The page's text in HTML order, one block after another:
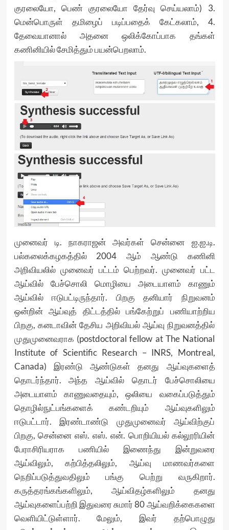
குரலையோ, பெண் குரலையோ தேர்வு செய்யலாம்) 3.
மென்பொருள் தமிழைப் படிப்பதைக் கேட்கலாம், 4.
தேவையானால் அதனை ஒலிக்கோப்பாக தங்கள்
கணினியில் சேமித்தும் பயன்பெறலாம்.
முனைவர் டி. நாகராஜன் அவர்கள் சென்னை ஐ.ஐ.டி.
பல்கலைக்கழகத்தில் 2004 ஆம் ஆண்டு கணினி
அறிவியலில் முனைவர் பட்டம் பெற்றவர். முனைவர் பட்ட
ஆய்வில் பேச்சொலி மொழியை அடையாளம் காணும்
ஆய்வில் ஈடுபட்டிருந்தார். பிறகு தனியார் நிறுவனம்
ஒன்றின் ஆய்வுத் திட்டத்தில் பங்கேற்றுப் பணியாற்றிய
பிறகு, கனடாவின் தேசிய அறிவியல் ஆய்வு நிறுவனத்தில்
முதுமுனைவராக (postdoctoral fellow at The National
Institute of Scientific Research – INRS, Montreal,
Canada) இரண்டு ஆண்டுகள் தனது ஆய்வுகளைத்
தொடர்ந்தார். அந்த ஆய்வில் தொடர் பேச்சொலியை
அடையாளம் காணுவதையும், ஒலியை வகைப்படுத்தும்
தொழில்நுட்பங்களைக் கண்டறியும் ஆய்வுகளிலும்
ஈடுபட்டார். இரண்டாண்டு முதுமுனைவர் ஆய்விற்குப்
பிறகு, சென்னை எஸ். எஸ். என். பொறியியல் கல்லூரியின்
பேராசிரியராக பணியில் இணைந்து இன்றுவரை
ஆய்விலும், கற்பித்தலிலும், ஆய்வு மாணவர்களை
நெறிப்படுத்துவதிலும் பங்கு பெற்று வருகிறார்.
கருத்தரங்கங்களிலும், ஆய்விதழ்களிலும் தனது
ஆய்வுகளைப்பற்றி இதுவரை சுமார் 80 ஆய்வறிக்கைகளை
வெளியிட்டுள்ளார். மேலும், இவர் தற்பொழுது